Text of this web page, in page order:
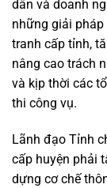
dân và doanh
những giải
tranh cấp tỉnh,
nâng cao trách
và kịp thời các
thi công vụ.
Lãnh đạo Tỉnh
cấp huyện phải
dựng cơ chế